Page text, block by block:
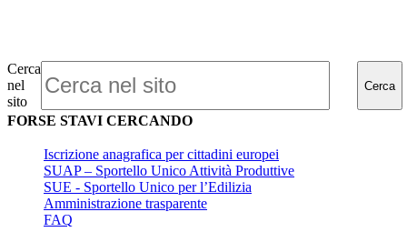
Cerca
nel
sito
Cerca
FORSE STAVI CERCANDO
Iscrizione anagrafica per cittadini europei
SUAP – Sportello Unico Attività Produttive
SUE - Sportello Unico per l’Edilizia
Amministrazione trasparente
FAQ